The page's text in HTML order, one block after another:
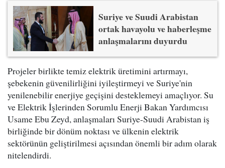
Suriye ve Suudi Arabistan
ortak havayolu ve haberleşme
anlaşmalarını duyurdu
Projeler birlikte temiz elektrik üretimini artırmayı,
şebekenin güvenilirliğini iyileştirmeyi ve Suriye'nin
yenilenebilir enerjiye geçişini desteklemeyi amaçlıyor. Su
ve Elektrik İşlerinden Sorumlu Enerji Bakan Yardımcısı
Usame Ebu Zeyd, anlaşmaları Suriye-Suudi Arabistan iş
birliğinde bir dönüm noktası ve ülkenin elektrik
sektörünün geliştirilmesi açısından önemli bir adım olarak
nitelendirdi.